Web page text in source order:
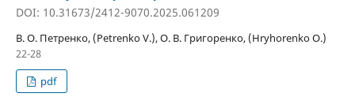
DOI: 10.31673/2412-9070.2025.061209
В. О. Петренко, (Petrenko V.), О. В. Григоренко, (Hryhorenko O.)
22-28
pdf